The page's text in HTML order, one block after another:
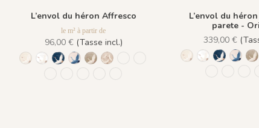
L’envol du héron Affresco
le m² à partir de
96,00 €(Tasse incl.)
1244 - Plume Ivoire - Fond Beige
1245 - Plume Ivoire - Fond Blanc
1241 - Plume Ivoire - Fond Bleu nuit
1243 - Plume Azur - Fond Rose
1242 - Plume Ivoire - Fond Bronze
1436 Plume Ivoire - Beige Latte
1437 Plume Ivoire - Bleu Craie
1438 Plume Ivoire - Ocre
L’envol du
parete -
339,00 €
1244 - Plume
1245 - Plume
1241 -1243